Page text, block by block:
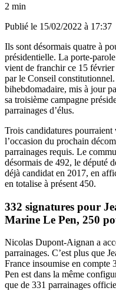
2 min
Publié le 15/02/2022 à 17:37
Ils sont désormais quatre à
présidentielle. La porte-
vient de franchir ce 15 février
par le Conseil
bihebdomadaire, mis à jour
sa troisième campagne
parrainages d’élus.
Trois candidatures
l’occasion du prochain
parrainages requis. Le
désormais de 492, le député
déjà candidat en 2017, en
en totalise à présent 450.
332 signatures pour
Marine Le Pen, 250
Nicolas Dupont-Aignan a
parrainages. C’est plus que
France insoumise en compte
Pen est dans la même
que de 331 parrainages